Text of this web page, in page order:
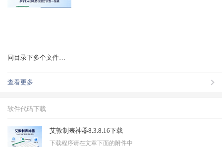
查看更多
软件代码下载
艾敦制表神器8.3.8.16下载
下载程序请在文章下面的附件中